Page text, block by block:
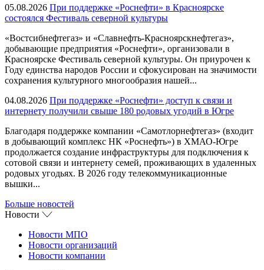
05.08.2026 При поддержке «Роснефти» в Красноярске
состоялся Фестиваль северной культуры
«Востсибнефтегаз» и «Славнефть-Красноярскнефтегаз»,
добывающие предприятия «Роснефти», организовали в
Красноярске Фестиваль северной культуры. Он приурочен к
Году единства народов России и сфокусирован на значимости
сохранения культурного многообразия нашей...
04.08.2026 При поддержке «Роснефти» доступ к связи и
интернету получили свыше 180 родовых угодий в Югре
Благодаря поддержке компании «Самотлорнефтегаз» (входит
в добывающий комплекс НК «Роснефть») в ХМАО-Югре
продолжается создание инфраструктуры для подключения к
сотовой связи и интернету семей, проживающих в удаленных
родовых угодьях. В 2026 году телекоммуникационные
вышки...
Больше новостей
Новости
Новости МПО
Новости организаций
Новости компании